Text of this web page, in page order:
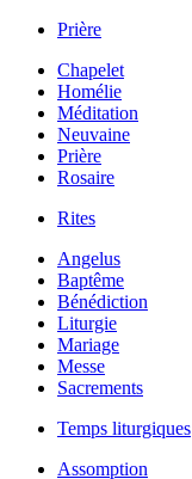
Prière
Chapelet
Homélie
Méditation
Neuvaine
Prière
Rosaire
Rites
Angelus
Baptême
Bénédiction
Liturgie
Mariage
Messe
Sacrements
Temps liturgiques
Assomption